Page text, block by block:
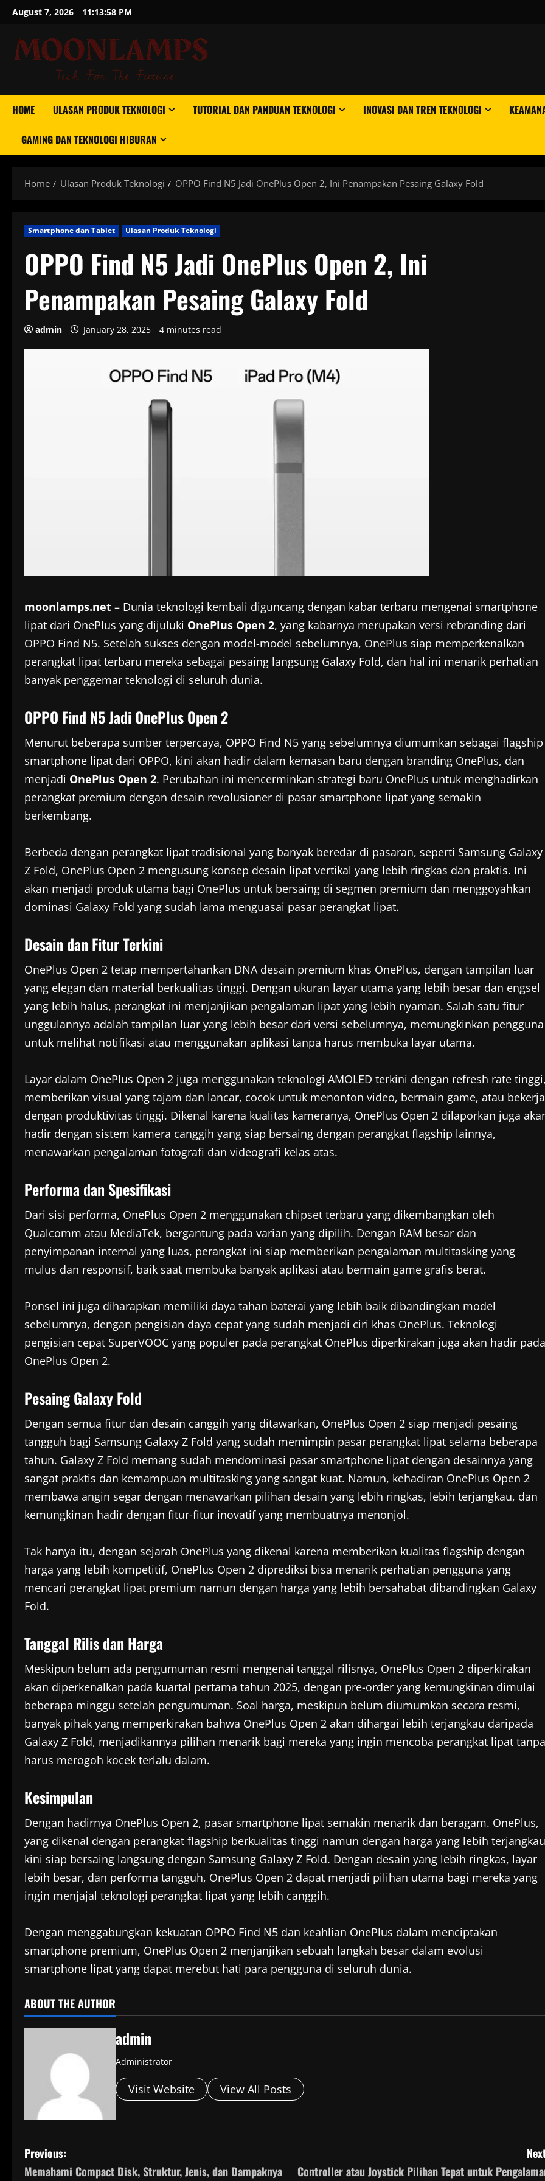
Skip
content
August 7, 2026 11:13:58 PM
HOME ULASAN PRODUK TEKNOLOGI TUTORIAL DAN PANDUAN TEKNOLOGI INOVASI DAN TREN TEKNOLOGI
GAMING DAN TEKNOLOGI HIBURAN
Home Ulasan Produk Teknologi OPPO Find N5 Jadi OnePlus Open 2, Ini Penampakan Pesaing Galaxy Fold
Smartphone dan Tablet Ulasan Produk Teknologi
OPPO Find N5 Jadi OnePlus Open 2, Ini
Penampakan Pesaing Galaxy Fold
admin January 28, 2025 4 minutes read
moonlamps.net – Dunia teknologi kembali diguncang dengan kabar terbaru mengenai smartphone
lipat dari OnePlus yang dijuluki OnePlus Open 2, yang kabarnya merupakan versi rebranding dari
OPPO Find N5. Setelah sukses dengan model-model sebelumnya, OnePlus siap memperkenalkan
perangkat lipat terbaru mereka sebagai pesaing langsung Galaxy Fold, dan hal ini menarik perhatian
banyak penggemar teknologi di seluruh dunia.
OPPO Find N5 Jadi OnePlus Open 2
Menurut beberapa sumber terpercaya, OPPO Find N5 yang sebelumnya diumumkan sebagai flagship
smartphone lipat dari OPPO, kini akan hadir dalam kemasan baru dengan branding OnePlus, dan
menjadi OnePlus Open 2. Perubahan ini mencerminkan strategi baru OnePlus untuk menghadirkan
perangkat premium dengan desain revolusioner di pasar smartphone lipat yang semakin
berkembang.
Berbeda dengan perangkat lipat tradisional yang banyak beredar di pasaran, seperti Samsung Galaxy
Z Fold, OnePlus Open 2 mengusung konsep desain lipat vertikal yang lebih ringkas dan praktis. Ini
akan menjadi produk utama bagi OnePlus untuk bersaing di segmen premium dan menggoyahkan
dominasi Galaxy Fold yang sudah lama menguasai pasar perangkat lipat.
Desain dan Fitur Terkini
OnePlus Open 2 tetap mempertahankan DNA desain premium khas OnePlus, dengan tampilan luar
yang elegan dan material berkualitas tinggi. Dengan ukuran layar utama yang lebih besar dan engsel
yang lebih halus, perangkat ini menjanjikan pengalaman lipat yang lebih nyaman. Salah satu fitur
unggulannya adalah tampilan luar yang lebih besar dari versi sebelumnya, memungkinkan pengguna
untuk melihat notifikasi atau menggunakan aplikasi tanpa harus membuka layar utama.
Layar dalam OnePlus Open 2 juga menggunakan teknologi AMOLED terkini dengan refresh rate
memberikan visual yang tajam dan lancar, cocok untuk menonton video, bermain game, atau bekerja
dengan produktivitas tinggi. Dikenal karena kualitas kameranya, OnePlus Open 2 dilaporkan juga
hadir dengan sistem kamera canggih yang siap bersaing dengan perangkat flagship lainnya,
menawarkan pengalaman fotografi dan videografi kelas atas.
Performa dan Spesifikasi
Dari sisi performa, OnePlus Open 2 menggunakan chipset terbaru yang dikembangkan oleh
Qualcomm atau MediaTek, bergantung pada varian yang dipilih. Dengan RAM besar dan
penyimpanan internal yang luas, perangkat ini siap memberikan pengalaman multitasking yang
mulus dan responsif, baik saat membuka banyak aplikasi atau bermain game grafis berat.
Ponsel ini juga diharapkan memiliki daya tahan baterai yang lebih baik dibandingkan model
sebelumnya, dengan pengisian daya cepat yang sudah menjadi ciri khas OnePlus. Teknologi
pengisian cepat SuperVOOC yang populer pada perangkat OnePlus diperkirakan juga akan hadir pada
OnePlus Open 2.
Pesaing Galaxy Fold
Dengan semua fitur dan desain canggih yang ditawarkan, OnePlus Open 2 siap menjadi pesaing
tangguh bagi Samsung Galaxy Z Fold yang sudah memimpin pasar perangkat lipat selama beberapa
tahun. Galaxy Z Fold memang sudah mendominasi pasar smartphone lipat dengan desainnya yang
sangat praktis dan kemampuan multitasking yang sangat kuat. Namun, kehadiran OnePlus Open 2
membawa angin segar dengan menawarkan pilihan desain yang lebih ringkas, lebih terjangkau, dan
kemungkinan hadir dengan fitur-fitur inovatif yang membuatnya menonjol.
Tak hanya itu, dengan sejarah OnePlus yang dikenal karena memberikan kualitas flagship dengan
harga yang lebih kompetitif, OnePlus Open 2 diprediksi bisa menarik perhatian pengguna yang
mencari perangkat lipat premium namun dengan harga yang lebih bersahabat dibandingkan Galaxy
Fold.
Tanggal Rilis dan Harga
Meskipun belum ada pengumuman resmi mengenai tanggal rilisnya, OnePlus Open 2 diperkirakan
akan diperkenalkan pada kuartal pertama tahun 2025, dengan pre-order yang kemungkinan dimulai
beberapa minggu setelah pengumuman. Soal harga, meskipun belum diumumkan secara resmi,
banyak pihak yang memperkirakan bahwa OnePlus Open 2 akan dihargai lebih terjangkau daripada
Galaxy Z Fold, menjadikannya pilihan menarik bagi mereka yang ingin mencoba perangkat lipat tanpa
harus merogoh kocek terlalu dalam.
Kesimpulan
Dengan hadirnya OnePlus Open 2, pasar smartphone lipat semakin menarik dan beragam. OnePlus,
yang dikenal dengan perangkat flagship berkualitas tinggi namun dengan harga yang lebih
kini siap bersaing langsung dengan Samsung Galaxy Z Fold. Dengan desain yang lebih ringkas, layar
lebih besar, dan performa tangguh, OnePlus Open 2 dapat menjadi pilihan utama bagi mereka yang
ingin menjajal teknologi perangkat lipat yang lebih canggih.
Dengan menggabungkan kekuatan OPPO Find N5 dan keahlian OnePlus dalam menciptakan
smartphone premium, OnePlus Open 2 menjanjikan sebuah langkah besar dalam evolusi
smartphone lipat yang dapat merebut hati para pengguna di seluruh dunia.
ABOUT THE AUTHOR
admin
Administrator
Visit Website View All Posts
P
Previous:
Memahami Compact Disk, Struktur, Jenis, dan Dampaknya
Controller atau Joystick Pilihan Tepat untuk